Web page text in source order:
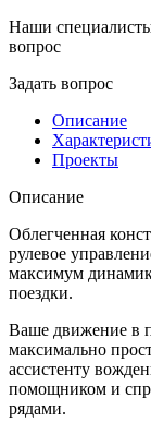
Наши
вопрос
Задать вопрос
Описание
Проекты
Описание
Облегченная
рулевое
максимум
поездки.
Ваше движение в
максимально
ассистенту
помощником и
рядами.